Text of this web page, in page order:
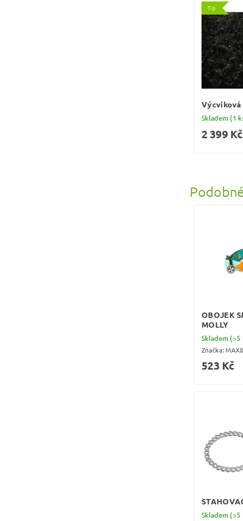
Tip
Výcviková
Skladem (1
2 399 Kč
OBOJEK
MOLLY
Skladem (>5
Značka:
523 Kč
Skladem (>5